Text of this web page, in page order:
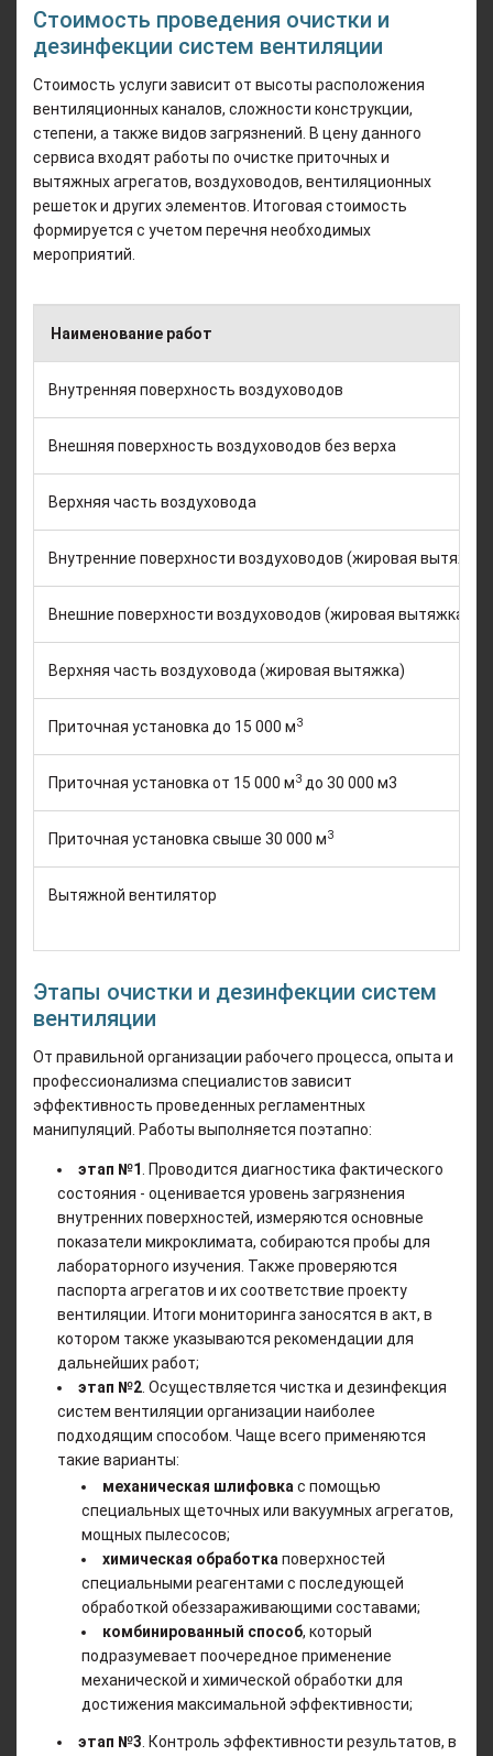
Стоимость проведения очистки и
дезинфекции систем вентиляции
Стоимость услуги зависит от высоты расположения
вентиляционных каналов, сложности конструкции,
степени, а также видов загрязнений. В цену данного
сервиса входят работы по очистке приточных и
вытяжных агрегатов, воздуховодов, вентиляционных
решеток и других элементов. Итоговая стоимость
формируется с учетом перечня необходимых
мероприятий.
Наименование работ
Внутренняя поверхность воздуховодов
Внешняя поверхность воздуховодов без верха
Верхняя часть воздуховода
Внутренние поверхности воздуховодов (жировая вытяжка)
Внешние поверхности воздуховодов (жировая вытяжка)
Верхняя часть воздуховода (жировая вытяжка)
Приточная установка до 15 000 м3
Приточная установка от 15 000 м3 до 30 000 м3
Приточная установка свыше 30 000 м3
Вытяжной вентилятор
Этапы очистки и дезинфекции систем
вентиляции
От правильной организации рабочего процесса, опыта и
профессионализма специалистов зависит
эффективность проведенных регламентных
манипуляций. Работы выполняется поэтапно:
этап №1. Проводится диагностика фактического
состояния - оценивается уровень загрязнения
внутренних поверхностей, измеряются основные
показатели микроклимата, собираются пробы для
лабораторного изучения. Также проверяются
паспорта агрегатов и их соответствие проекту
вентиляции. Итоги мониторинга заносятся в акт, в
котором также указываются рекомендации для
дальнейших работ;
этап №2. Осуществляется чистка и дезинфекция
систем вентиляции организации наиболее
подходящим способом. Чаще всего применяются
такие варианты:
механическая шлифовкас помощью
специальных щеточных или вакуумных агрегатов,
мощных пылесосов;
химическая обработкаповерхностей
специальными реагентами с последующей
обработкой обеззараживающими составами;
комбинированный способ, который
подразумевает поочередное применение
механической и химической обработки для
достижения максимальной эффективности;
этап №3. Контроль эффективности результатов, в